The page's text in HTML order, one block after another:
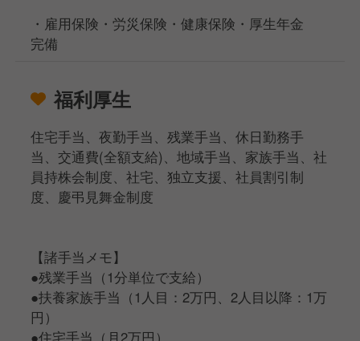
・雇用保険・労災保険・健康保険・厚生年金
完備
福利厚生
住宅手当、夜勤手当、残業手当、休日勤務手
当、交通費(全額支給)、地域手当、家族手当、社
員持株会制度、社宅、独立支援、社員割引制
度、慶弔見舞金制度
【諸手当メモ】
●残業手当（1分単位で支給）
●扶養家族手当（1人目：2万円、2人目以降：1万
円）
●住宅手当（月2万円）